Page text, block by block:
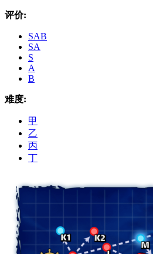
评价:
SAB
SA
S
A
B
难度:
甲
乙
丙
丁